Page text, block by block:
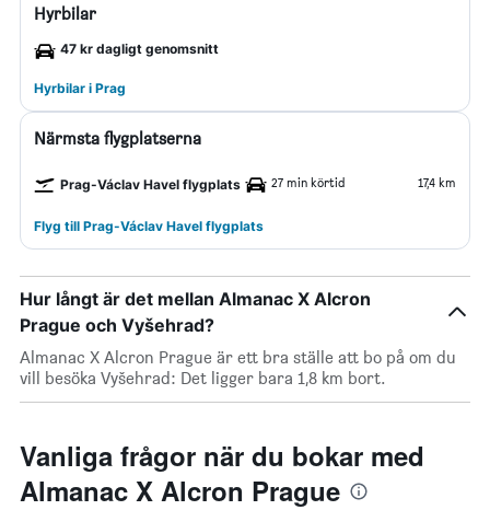
Hyrbilar
47 kr dagligt genomsnitt
Hyrbilar i Prag
Närmsta flygplatserna
Prag-Václav Havel flygplats 27 min körtid 17,4 km
Flyg till Prag-Václav Havel flygplats
Hur långt är det mellan Almanac X Alcron
Prague och Vyšehrad?
Almanac X Alcron Prague är ett bra ställe att bo på om du
vill besöka Vyšehrad: Det ligger bara 1,8 km bort.
Vanliga frågor när du bokar med
Almanac X Alcron Prague